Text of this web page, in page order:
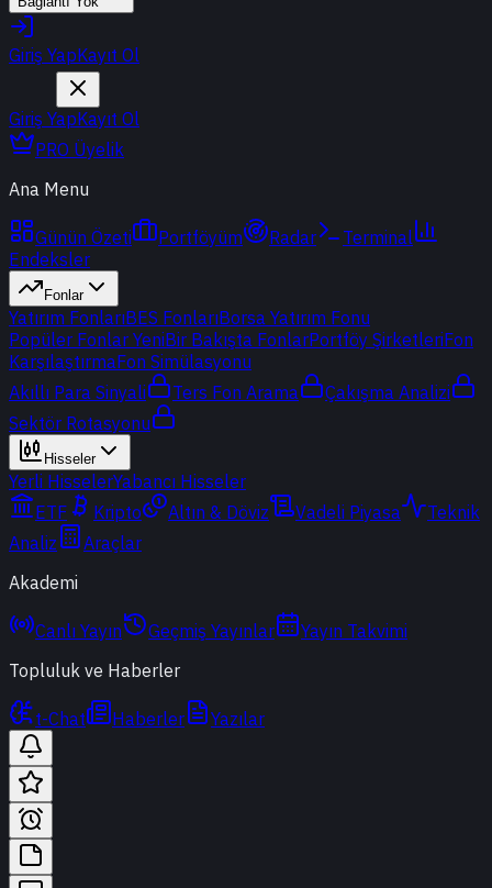
Giriş YapKayıt Ol
Giriş YapKayıt Ol
PRO Üyelik
Ana Menu
Günün Özeti Portföyüm Radar
Terminal
Endeksler
Fonlar
Yatırım FonlarıBES FonlarıBorsa Yatırım Fonu
Popüler Fonlar YeniBir Bakışta FonlarPortföy ŞirketleriFon
KarşılaştırmaFon Simülasyonu
Akıllı Para Sinyali
Ters Fon Arama
Çakışma Analizi
Sektör Rotasyonu
Hisseler
Yerli HisselerYabancı Hisseler
ETF
Kripto Altın & Döviz Vadeli Piyasa
Teknik
Analiz
Araçlar
Akademi
Canlı Yayın Geçmiş Yayınlar
Yayın Takvimi
Topluluk ve Haberler
t-Chat Haberler Yazılar